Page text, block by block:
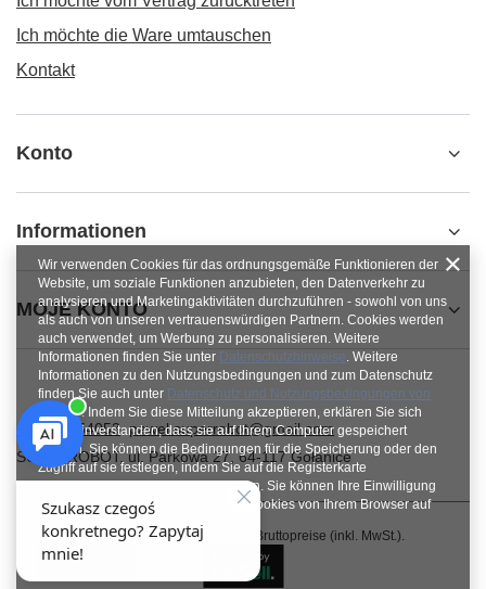
Ich möchte die Ware umtauschen
Kontakt
Konto
Informationen
MOJE KONTO
+48784454053 pawel.superrobot@gmail.com
SUPERROBOT,ul. Parkowa 27,64-117Gołanice
Im Shop präsentieren wir die Bruttopreise (inkl. MwSt.).
Wir verwenden Cookies für das ordnungsgemäße Funktionieren der
Website, um soziale Funktionen anzubieten, den Datenverkehr zu
analysieren und Marketingaktivitäten durchzuführen - sowohl von uns
als auch von unseren vertrauenswürdigen Partnern. Cookies werden
auch verwendet, um Werbung zu personalisieren. Weitere
Informationen finden Sie unter Datenschutzhinweise. Weitere
Informationen zu den Nutzungsbedingungen und zum Datenschutz
finden Sie auch unter Datenschutz und Nutzungsbedingungen von
Google. Indem Sie diese Mitteilung akzeptieren, erklären Sie sich
damit einverstanden, dass sie auf Ihrem Computer gespeichert
werden. Sie können die Bedingungen für die Speicherung oder den
Zugriff auf sie festlegen, indem Sie auf die Registerkarte
„Zustimmungen konfigurieren“ klicken. Sie können Ihre Einwilligung
jederzeit widerrufen, indem Sie die Cookies von Ihrem Browser auf
dem jeweiligen Endgerät löschen.
Schließen